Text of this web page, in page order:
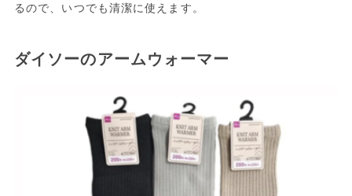
るので、いつでも清潔に使えます。
ダイソーのアームウォーマー